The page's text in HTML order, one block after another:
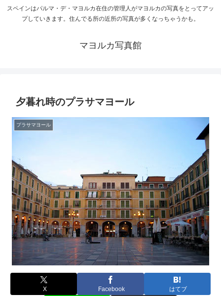
スペインはパルマ・デ・マヨルカ在住の管理人がマヨルカの写真をとってアッ
プしていきます。住んでる所の近所の写真が多くなっちゃうかも。
マヨルカ写真館
夕暮れ時のプラサマヨール
プラサマヨール
X Facebook はてブ